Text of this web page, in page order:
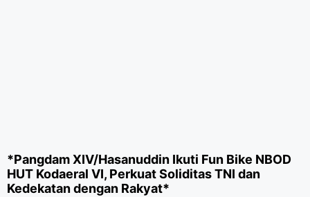
*Pangdam XIV/Hasanuddin Ikuti Fun Bike NBOD
HUT Kodaeral VI, Perkuat Soliditas TNI dan
Kedekatan dengan Rakyat*